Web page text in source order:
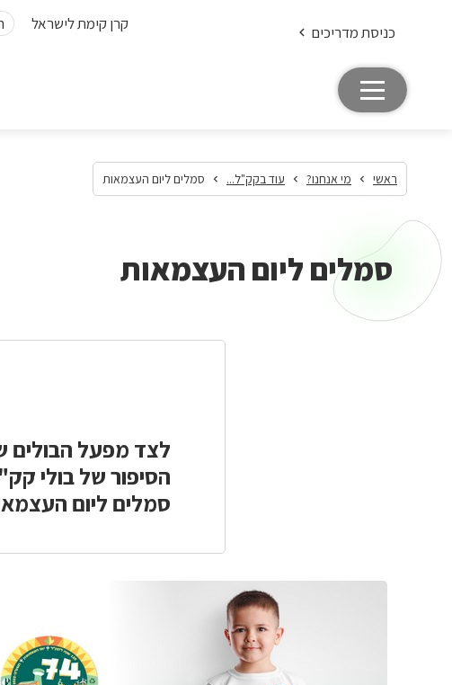
קרן קימת לישראל כניסת מדריכים
ראשי מי אנחנו? עוד בקק"ל... סמלים ליום העצמאות
סמלים ליום העצמאות
לצד מפעל הבולים
הסיפור של בולי
סמלים ליום